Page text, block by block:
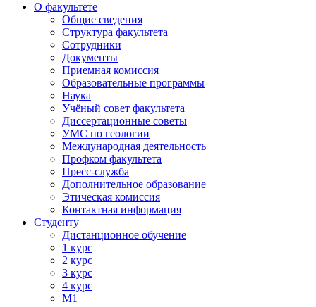
О факультете
Общие сведения
Структура факультета
Сотрудники
Документы
Приемная комиссия
Образовательные программы
Наука
Учёный совет факультета
Диссертационные советы
УМС по геологии
Международная деятельность
Профком факультета
Пресс-служба
Дополнительное образование
Этическая комиссия
Контактная информация
Студенту
Дистанционное обучение
1 курс
2 курс
3 курс
4 курс
М1